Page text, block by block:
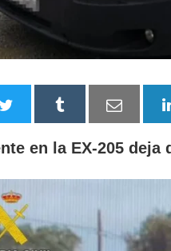
en la EX-205